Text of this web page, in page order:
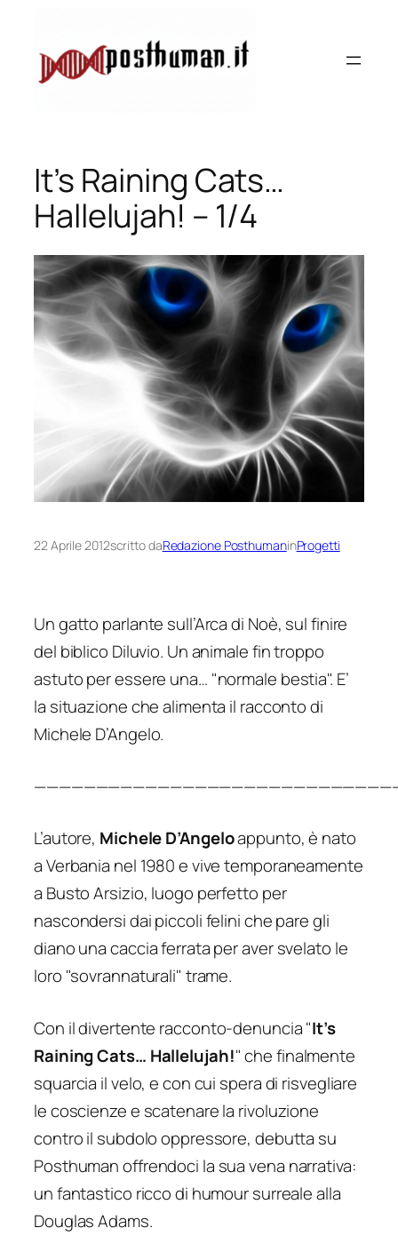
contenuto
It’s Raining Cats…
Hallelujah! – 1/4
22 Aprile 2012scritto daRedazione PosthumaninProgetti
Un gatto parlante sull’Arca di Noè, sul finire
del biblico Diluvio. Un animale fin troppo
astuto per essere una… "normale bestia". E’
la situazione che alimenta il racconto di
Michele D’Angelo.
L’autore, Michele D’Angeloappunto, è nato
a Verbania nel 1980 e vive temporaneamente
a Busto Arsizio, luogo perfetto per
nascondersi dai piccoli felini che pare gli
diano una caccia ferrata per aver svelato le
loro "sovrannaturali" trame.
Con il divertente racconto-denuncia"It’s
Raining Cats… Hallelujah!"che finalmente
squarcia il velo, e con cui spera di risvegliare
le coscienze e scatenare la rivoluzione
contro il subdolo oppressore, debutta su
Posthuman offrendoci la sua vena narrativa:
un fantastico ricco di humour surreale alla
Douglas Adams.